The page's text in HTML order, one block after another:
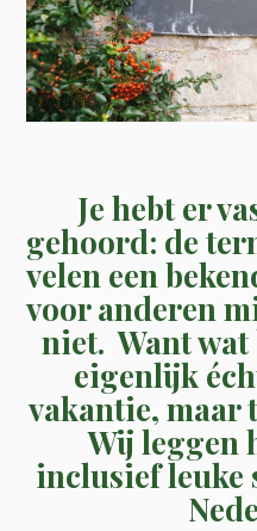
Je hebt er
gehoord: de
velen een
voor anderen
niet. Want wat
eigenlijk
vakantie, maar
Wij leggen
inclusief leuke